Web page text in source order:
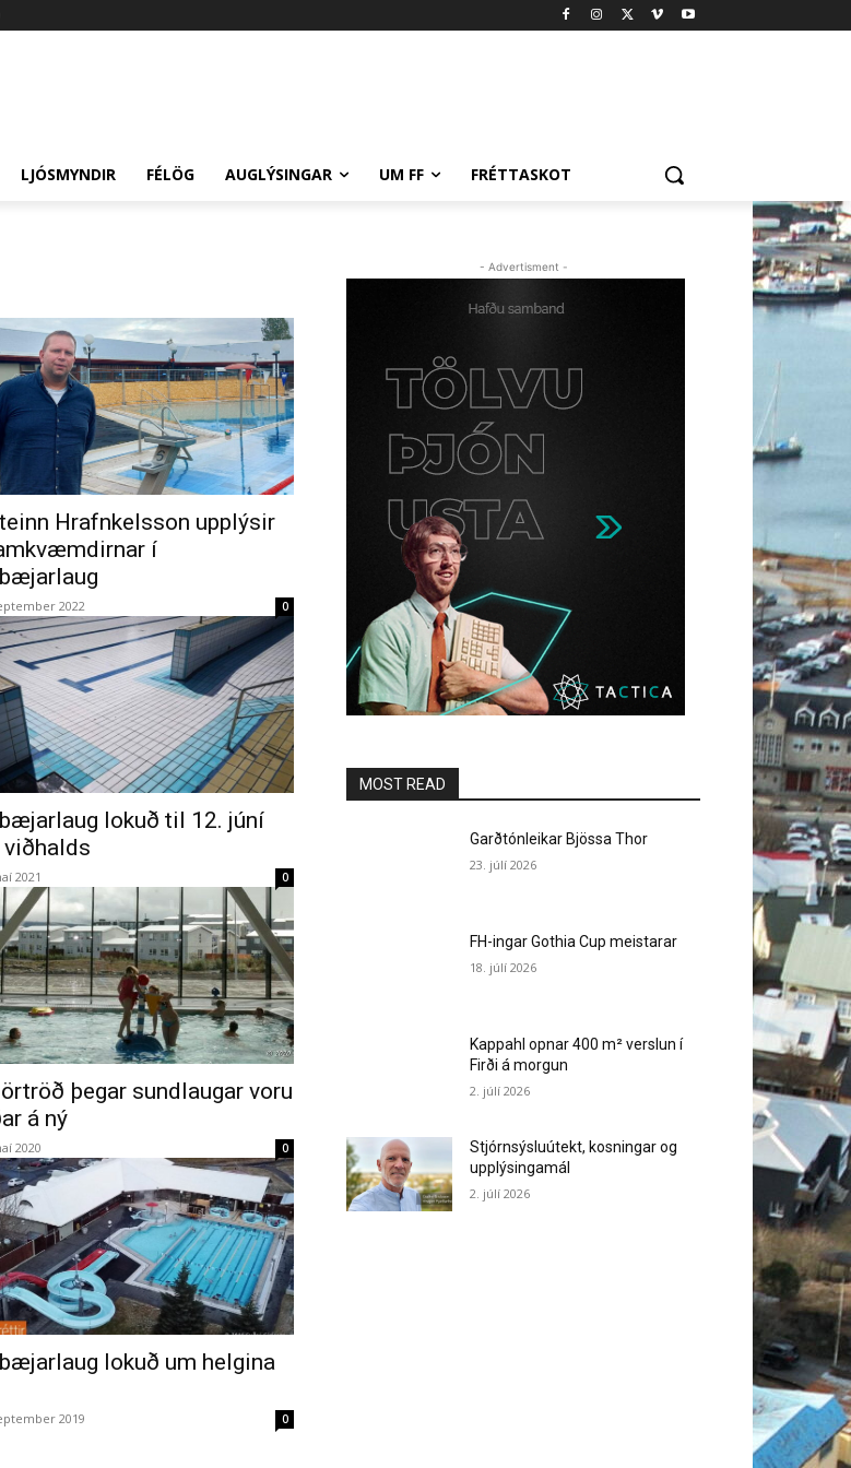
LJÓSMYNDIR FÉLÖG AUGLÝSINGAR UM FF FRÉTTASKOT
Hrafnkelsson upplýsir
í
2022 0
lokuð til 12. júní
viðhalds
2021 0
þegar sundlaugar voru
á ný
2020 0
lokuð um helgina
2019 0
- Advertisment -
MOST READ
Garðtónleikar Bjössa Thor
23. júlí 2026
FH-ingar Gothia Cup meistarar
18. júlí 2026
Kappahl opnar 400 m² verslun í
Firði á morgun
2. júlí 2026
Stjórnsýsluútekt, kosningar og
upplýsingamál
2. júlí 2026